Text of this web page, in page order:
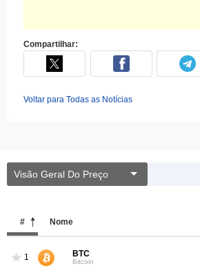
Compartilhar:
Voltar para Todas as Notícias
Visão Geral Do Preço
# Nome
1 BTC
Bitcoin